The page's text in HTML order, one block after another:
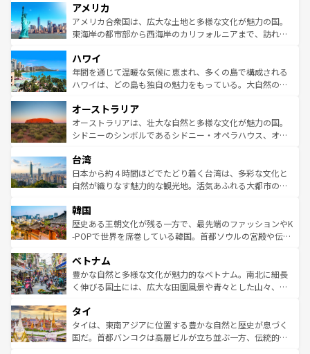
ンツ一覧を参照してほしい。
の建物がそのまま残る町や、スイスならではのユニークな
博物館もあり、アルプス観光だけでなく町歩きも満喫する
ことができる。国民の所得が高いため物価も高いが、旅行
ば市内交通費無料で観光を楽しむこともできる。 なお、新
着のスイス情報はコンテンツ一覧 を参照してほしい。
アメリカ
アメリカ合衆国は、広大な土地と多様な文化が魅力の国。
東海岸の都市部から西海岸のカリフォルニアまで、訪れる
のような巨大都市は、観光、ショッピング、エンターテイ
ンメントが詰まった刺激的なスポットだ。一方、アメリカ
西部には大自然が広がり、グランドキャニオンやイエロー
部のニューオーリンズでは、音楽と美食が融合した独特の
文化が魅力。旅行者はアメリカの各地域で異なる魅力を楽
しみながら、その多様性と豊かな歴史を感じることができ
ならではの贅沢な旅のスタイルだ。 なお、新着のアメリカ
情報はコンテンツ一覧を参照してほしい。
ハワイ
年間を通じて温暖な気候に恵まれ、多くの島で構成される
ハワイは、どの島も独自の魅力をもっている。大自然の神
ワイ島は見逃せない。また、定番の観光地といえばオアフ
島だが、静かな自然を求めるならマウイ島やカウアイ島が
おすすめ。エメラルドグリーンに輝く海をはじめ、豊かな
れるおもてなしの心で訪れる人々を迎えてくれるハワイの
人々、おいしいローカルフードやハワイアンミュージッ
ク、伝統的なフラダンスなど、すべてがハワイの魅力を彩
ワイを、存分に味わってほしい。 なお、新着のハワイ情報
はコンテンツ一覧を参照してほしい。
オーストラリア
オーストラリアは、壮大な自然と多様な文化が魅力の国。
シドニーのシンボルであるシドニー・オペラハウス、オー
リアリーフや大陸中央部にそびえるウルル（エアーズロッ
ク）、タスマニアの美しい原生林やケアンズの熱帯雨林な
ど、見どころがたくさん。また、カフェやワイン、オージ
いる。アクティビティも充実しており、サーフィンやダイ
ビング、ハイキングなど、アウトドア好きにはたまらな
い。オーストラリアの多彩な魅力を存分に味わいつくそ
参照してほしい。
台湾
日本から約４時間ほどでたどり着く台湾は、多彩な文化と
自然が織りなす魅力的な観光地。活気あふれる大都市の台
ン）、静ひつな山岳地帯である台湾東部など、都市の喧騒
と山間の静けさが共存しており、訪れる人に新しい発見と
驚きをもたらしてくれる。また、奥深い台湾の食文化も魅
容にもいいと評判のスイーツなど、バラエティ豊かな料理
が味わえる。 なお、新着の台湾情報は コンテンツ一覧を参
照してほしい。
韓国
歴史ある王朝文化が残る一方で、最先端のファッションやK
-POPで世界を席巻している韓国。首都ソウルの宮殿や伝統
き、地方に足を延ばせば四季折々の自然美を楽しむことが
できる。そして、キムチや焼肉、絶品のストリートフード
まで、さまざまな韓国料理が待っている。夜には、韓国な
リティに包まれながら、韓国の多彩な魅力を心ゆくまで味
わってみてほしい。 なお、新着の韓国情報はコンテンツ一
覧を参照してほしい。
ベトナム
豊かな自然と多様な文化が魅力的なベトナム。南北に細長
く伸びる国土には、広大な田園風景や青々とした山々、世
急速な発展と共に伝統が息づく。ハノイの古い町並みやホ
ーチミン市のフランス統治時代の建物も、独特の雰囲気を
醸し出している。また、バラエティの豊かさとおいしさで
タイ
タイは、東南アジアに位置する豊かな自然と歴史が息づく
国だ。首都バンコクは高層ビルが立ち並ぶ一方、伝統的な